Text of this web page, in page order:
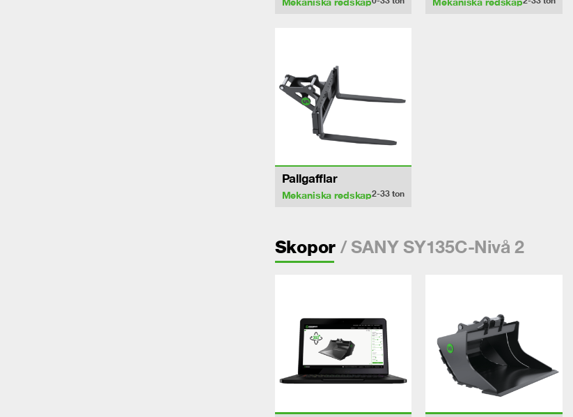
Pallgafflar
Mekaniska redskap2-33ton
Skopor / SANY SY135C-Nivå 2